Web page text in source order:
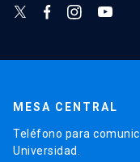
MESA CENTRAL
Teléfono para
Universidad.